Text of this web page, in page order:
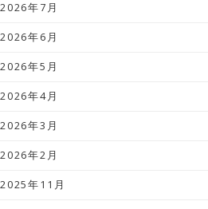
2026年7月
2026年6月
2026年5月
2026年4月
2026年3月
2026年2月
2025年11月